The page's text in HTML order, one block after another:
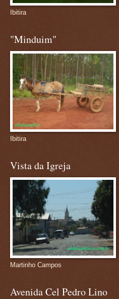
Ibitira
"Minduim"
Ibitira
Vista da Igreja
Martinho Campos
Avenida Cel Pedro Lino